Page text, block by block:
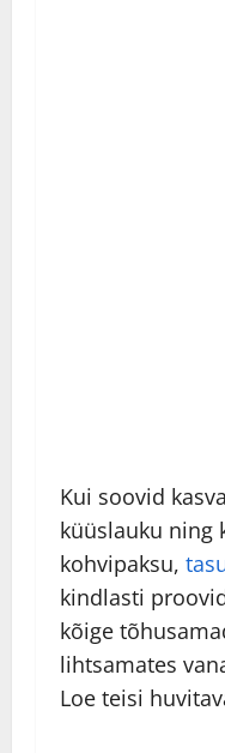
Kui soovid
küüslauku ning
kohvipaksu,
kindlasti
kõige
lihtsamates
Loe teisi